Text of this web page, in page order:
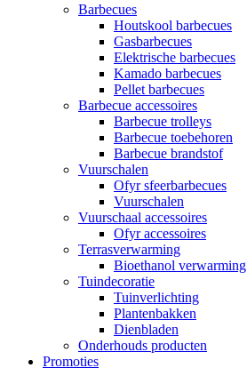
Barbecues
Houtskool barbecues
Gasbarbecues
Elektrische barbecues
Kamado barbecues
Pellet barbecues
Barbecue accessoires
Barbecue trolleys
Barbecue toebehoren
Barbecue brandstof
Vuurschalen
Ofyr sfeerbarbecues
Vuurschalen
Vuurschaal accessoires
Ofyr accessoires
Terrasverwarming
Bioethanol verwarming
Tuindecoratie
Tuinverlichting
Plantenbakken
Dienbladen
Onderhouds producten
Promoties